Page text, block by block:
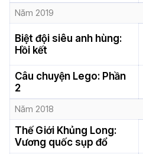
Năm 2019
Biệt đội siêu anh hùng:
Hồi kết
Câu chuyện Lego: Phần
2
Năm 2018
Thế Giới Khủng Long:
Vương quốc sụp đổ